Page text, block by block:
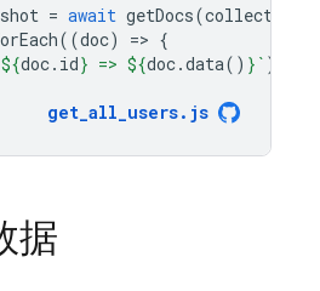
= await getDocs(collection
((doc) => {
${doc. id} => ${doc.data() } ` );
get_all_users. js
据